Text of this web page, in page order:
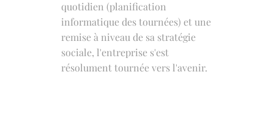
quotidien (planification
informatique des tournées) et une
remise à niveau de sa stratégie
sociale, l'entreprise s'est
résolument tournée vers l'avenir.